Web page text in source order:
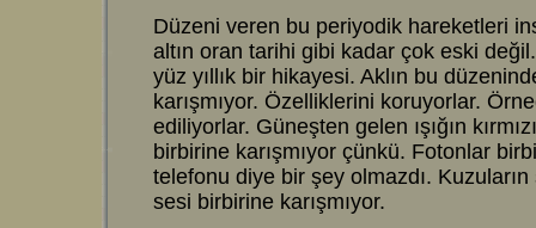
Düzeni veren bu periyodik hareketleri
altın oran tarihi gibi kadar çok eski
yüz yıllık bir hikayesi. Aklın bu
karışmıyor. Özelliklerini koruyorlar.
ediliyorlar. Güneşten gelen ışığın
birbirine karışmıyor çünkü. Fotonlar
telefonu diye bir şey olmazdı. Kuzuların
sesi birbirine karışmıyor.